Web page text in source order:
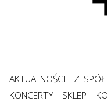
AKTUALNOŚCI ZESPÓŁ
KONCERTY
SKLEP